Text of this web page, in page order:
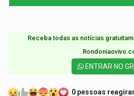
Receba todas as notícias
ENTRAR NO
0 pessoas